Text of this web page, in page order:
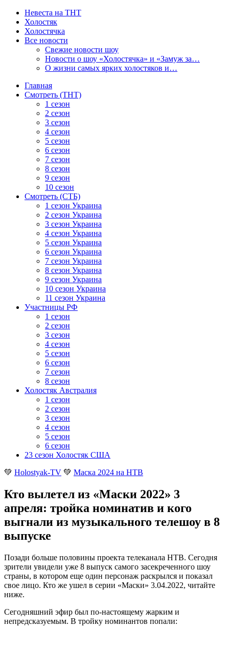
Невеста на ТНТ
Холостяк
Холостячка
Все новости
Свежие новости шоу
Новости о шоу «Холостячка» и «Замуж за…
О жизни самых ярких холостяков и…
Главная
Смотреть (ТНТ)
1 сезон
2 сезон
3 сезон
4 сезон
5 сезон
6 сезон
7 сезон
8 сезон
9 сезон
10 сезон
Смотреть (СТБ)
1 сезон Украина
2 сезон Украина
3 сезон Украина
4 сезон Украина
5 сезон Украина
6 сезон Украина
7 сезон Украина
8 сезон Украина
9 сезон Украина
10 сезон Украина
11 сезон Украина
Участницы РФ
1 сезон
2 сезон
3 сезон
4 сезон
5 сезон
6 сезон
7 сезон
8 сезон
Холостяк Австралия
1 сезон
2 сезон
3 сезон
4 сезон
5 сезон
6 сезон
23 сезон Холостяк США
💚 Holostyak-TV 💚 Маска 2024 на НТВ
Кто вылетел из «Маски 2022» 3
апреля: тройка номинатив и кого
выгнали из музыкального телешоу в 8
выпуске
Позади больше половины проекта телеканала НТВ. Сегодня
зрители увидели уже 8 выпуск самого засекреченного шоу
страны, в котором еще один персонаж раскрылся и показал
свое лицо. Кто же ушел в серии «Маски» 3.04.2022, читайте
ниже.
Сегодняшний эфир был по-настоящему жарким и
непредсказуемым. В тройку номинантов попали: